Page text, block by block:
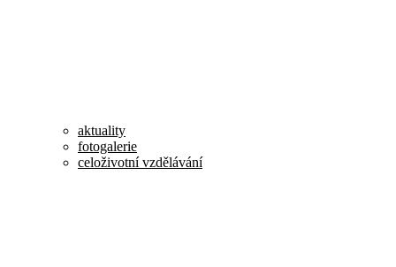
aktuality
fotogalerie
celoživotní vzdělávání